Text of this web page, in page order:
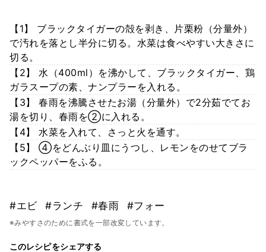
【1】 ブラックタイガーの殻を剥き、片栗粉（分量外）
で汚れを落とし半分に切る。水菜は食べやすい大きさに
切る。
【2】 水（400ml）を沸かして、ブラックタイガー、鶏
ガラスープの素、ナンプラーを入れる。
【3】 春雨を沸騰させたお湯（分量外）で2分茹でてお
湯を切り、春雨を②に入れる。
【4】 水菜を入れて、さっと火を通す。
【5】 ④をどんぶり皿にうつし、レモンをのせてブラ
ックペッパーをふる。
#エビ #ランチ #春雨 #フォー
※みやすさのために書式を一部改変しています。
このレシピをシェアする